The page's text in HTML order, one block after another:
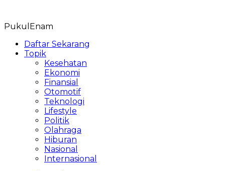
content
PukulEnam
Daftar Sekarang
Topik
Kesehatan
Ekonomi
Finansial
Otomotif
Teknologi
Lifestyle
Politik
Olahraga
Hiburan
Nasional
Internasional